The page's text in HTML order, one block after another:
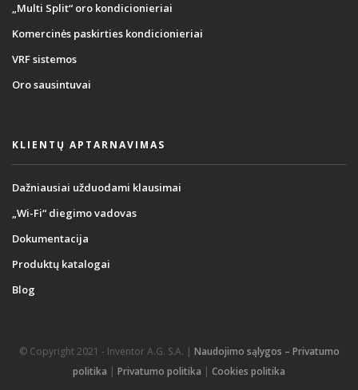
„Multi Split“ oro kondicionieriai
Komercinės paskirties kondicionieriai
VRF sistemos
Oro sausintuvai
KLIENTŲ APTARNAVIMAS
Dažniausiai užduodami klausimai
„Wi-Fi“ diegimo vadovas
Dokumentacija
Produktų katalogai
Blog
© Copyright 2021 - Inventor A.G. S.A. | Naudojimo sąlygos – Privatumo
politika | Privatumo politika | Cookies politika